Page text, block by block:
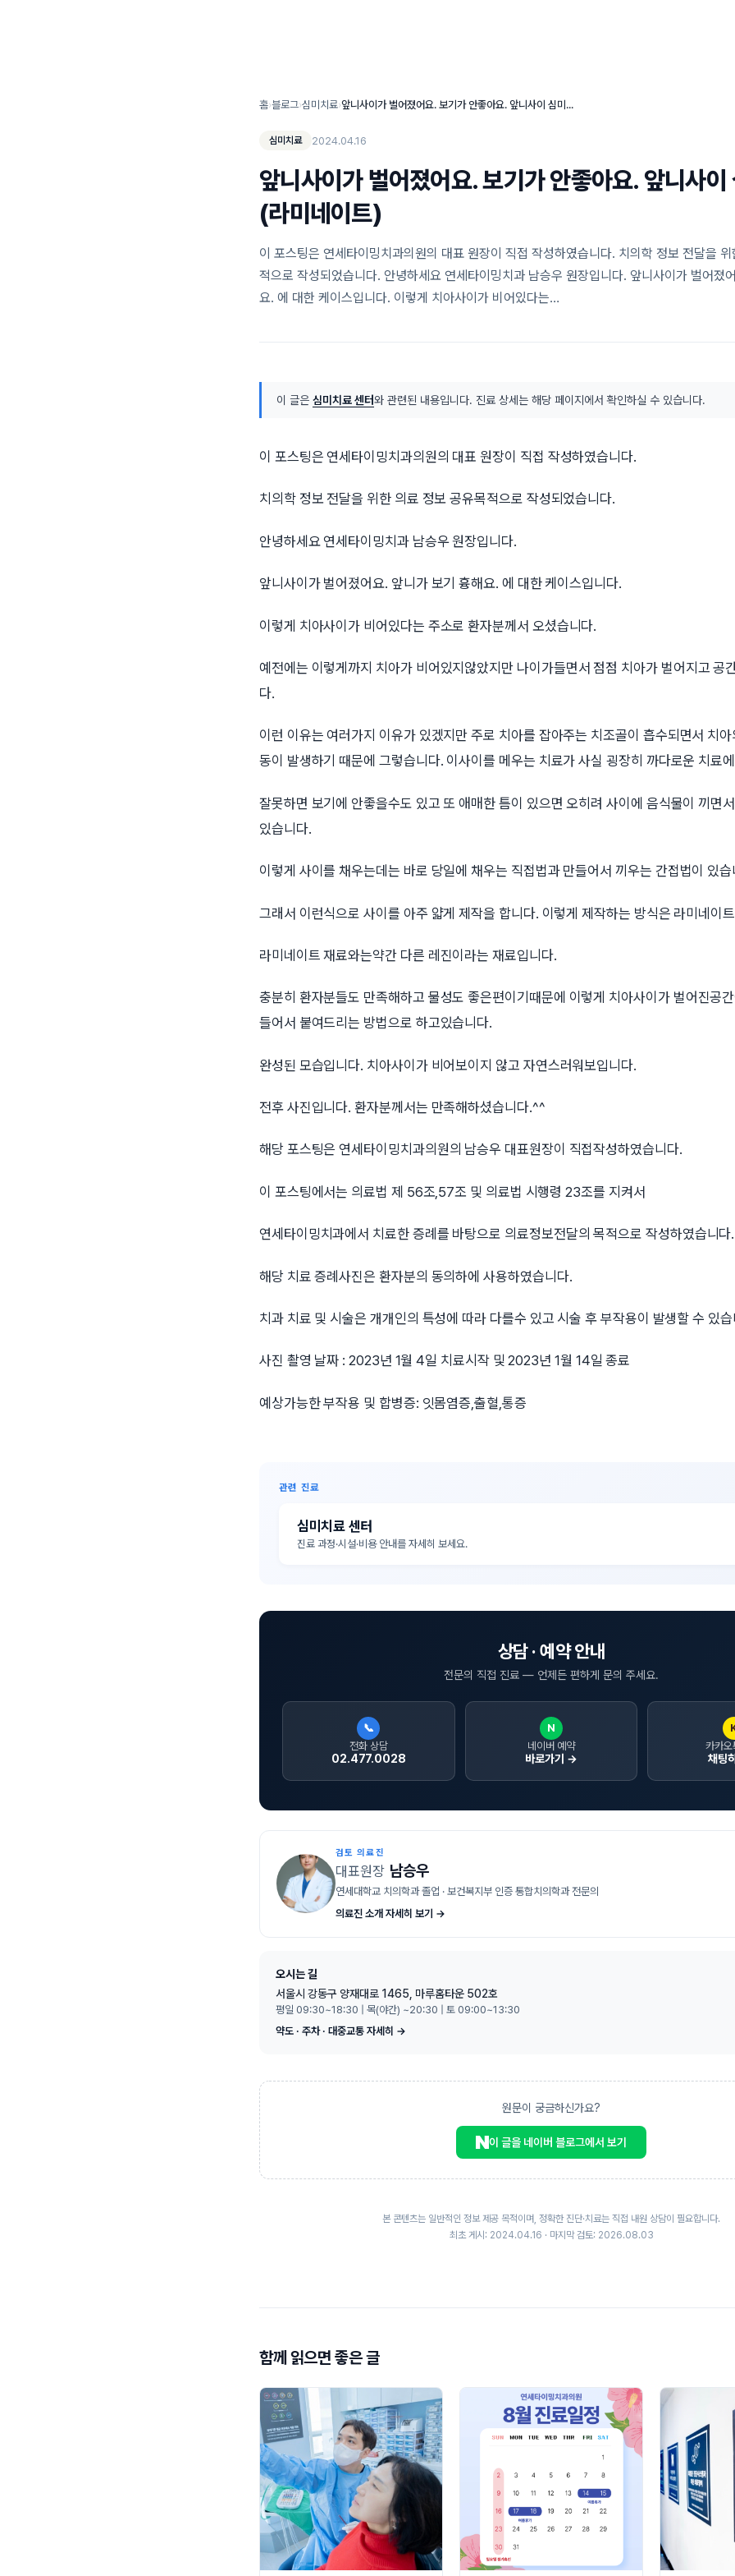
홈›블로그›심미치료› 앞니사이가 벌어졌어요. 보기가 안좋아요. 앞니사이 심미치료(라미네이트)
심미치료 2024.04.16
앞니사이가 벌어졌어요. 보기가 안좋아요. 앞니사이
(라미네이트)
이 포스팅은 연세타이밍치과의원의 대표 원장이 직접 작성하였습니다. 치의학 정보 전달을
적으로 작성되었습니다. 안녕하세요 연세타이밍치과 남승우 원장입니다. 앞니사이가 벌어졌
요. 에 대한 케이스입니다. 이렇게 치아사이가 비어있다는…
이 글은 심미치료 센터와 관련된 내용입니다. 진료 상세는 해당 페이지에서 확인하실 수 있습니다.
이 포스팅은 연세타이밍치과의원의 대표 원장이 직접 작성하였습니다.
치의학 정보 전달을 위한 의료 정보 공유목적으로 작성되었습니다.
안녕하세요 연세타이밍치과 남승우 원장입니다.
앞니사이가 벌어졌어요. 앞니가 보기 흉해요. 에 대한 케이스입니다.
이렇게 치아사이가 비어있다는 주소로 환자분께서 오셨습니다.
예전에는 이렇게까지 치아가 비어있지않았지만 나이가들면서 점점 치아가 벌어지고 공
다.
이런 이유는 여러가지 이유가 있겠지만 주로 치아를 잡아주는 치조골이 흡수되면서 치
동이 발생하기 때문에 그렇습니다. 이사이를 메우는 치료가 사실 굉장히 까다로운 치료
잘못하면 보기에 안좋을수도 있고 또 애매한 틈이 있으면 오히려 사이에 음식물이 끼면
있습니다.
이렇게 사이를 채우는데는 바로 당일에 채우는 직접법과 만들어서 끼우는 간접법이 있습
그래서 이런식으로 사이를 아주 얇게 제작을 합니다. 이렇게 제작하는 방식은 라미네이
라미네이트 재료와는약간 다른 레진이라는 재료입니다.
충분히 환자분들도 만족해하고 물성도 좋은편이기때문에 이렇게 치아사이가 벌어진공
들어서 붙여드리는 방법으로 하고있습니다.
완성된 모습입니다. 치아사이가 비어보이지 않고 자연스러워보입니다.
전후 사진입니다. 환자분께서는 만족해하셨습니다.^^
해당 포스팅은 연세타이밍치과의원의 남승우 대표원장이 직접작성하였습니다.
이 포스팅에서는 의료법 제 56조,57조 및 의료법 시행령 23조를 지켜서
연세타이밍치과에서 치료한 증례를 바탕으로 의료정보전달의 목적으로 작성하였습니다.
해당 치료 증례사진은 환자분의 동의하에 사용하였습니다.
치과 치료 및 시술은 개개인의 특성에 따라 다를수 있고 시술 후 부작용이 발생할 수 있
사진 촬영 날짜 : 2023년 1월 4일 치료시작 및 2023년 1월 14일 종료
예상가능한 부작용 및 합병증: 잇몸염증,출혈,통증
관련 진료
심미치료 센터
진료 과정·시설·비용 안내를 자세히 보세요.
상담 · 예약 안내
전문의 직접 진료 — 언제든 편하게 문의 주세요.
📞
전화 상담
02.477.0028
N
네이버 예약
바로가기 →
카카오
채팅
검토 의료진
대표원장 남승우
연세대학교 치의학과 졸업 · 보건복지부 인증 통합치의학과 전문의
의료진 소개 자세히 보기 →
오시는 길
서울시 강동구 양재대로 1465, 마루홈타운 502호
평일 09:30~18:30 | 목(야간) ~20:30 | 토 09:00~13:30
약도 · 주차 · 대중교통 자세히 →
원문이 궁금하신가요?
이 글을 네이버 블로그에서 보기
본 콘텐츠는 일반적인 정보 제공 목적이며, 정확한 진단·치료는 직접 내원 상담이 필요합니다.
최초 게시: 2024.04.16 · 마지막 검토: 2026.08.03
함께 읽으면 좋은 글